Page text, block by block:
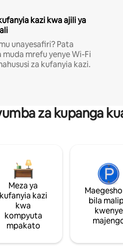
kazi kwa ajili ya
unayesafiri? Pata
muda mrefu yenye Wi-Fi
za kufanyia kazi.
za kupanga
Meza ya
kufanyia kazi
kwa
kompyuta
mpakato
bila
kwenye